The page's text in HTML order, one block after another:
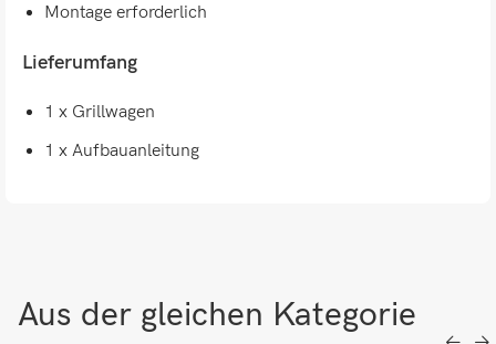
Montage erforderlich
Lieferumfang
1 x Grillwagen
1 x Aufbauanleitung
Aus der gleichen Kategorie